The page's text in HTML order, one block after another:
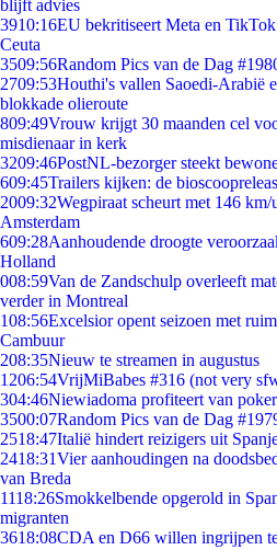
blijft advies
3910:16EU bekritiseert Meta en
Ceuta
3509:56Random Pics van de Dag
2709:53Houthi's vallen Saoedi-Arabië
blokkade olieroute
809:49Vrouw krijgt 30 maanden cel
misdienaar in kerk
3209:46PostNL-bezorger steekt
609:45Trailers kijken: de
2009:32Wegpiraat scheurt met 146
Amsterdam
609:28Aanhoudende droogte
Holland
008:59Van de Zandschulp overleeft
verder in Montreal
108:56Excelsior opent seizoen met
Cambuur
208:35Nieuw te streamen in augustus
1206:54VrijMiBabes #316 (not very
304:46Niewiadoma profiteert van
3500:07Random Pics van de Dag
2518:47Italië hindert reizigers uit
2418:31Vier aanhoudingen na
van Breda
1118:26Smokkelbende opgerold in
migranten
3618:08CDA en D66 willen ingrijpen